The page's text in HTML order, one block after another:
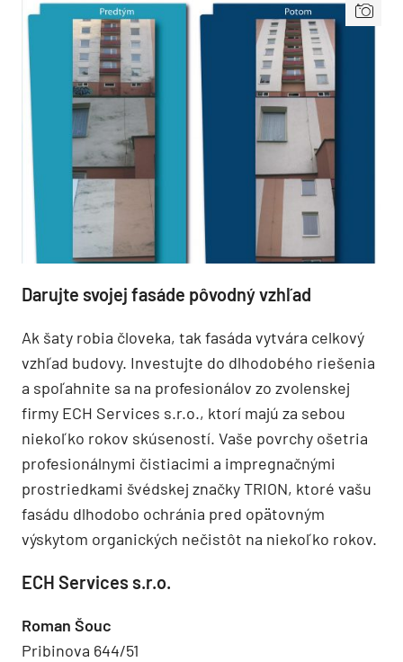
Darujte svojej fasáde pôvodný vzhľad
Ak šaty robia človeka, tak fasáda vytvára celkový
vzhľad budovy. Investujte do dlhodobého riešenia
a spoľahnite sa na profesionálov zo zvolenskej
firmy ECH Services s.r.o., ktorí majú za sebou
niekoľko rokov skúseností. Vaše povrchy ošetria
profesionálnymi čistiacimi a impregnačnými
prostriedkami švédskej značky TRION, ktoré vašu
fasádu dlhodobo ochránia pred opätovným
výskytom organických nečistôt na niekoľko rokov.
ECH Services s.r.o.
Roman Šouc
Pribinova 644/51